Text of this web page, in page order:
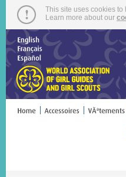
This site uses cookies
Learn more about our